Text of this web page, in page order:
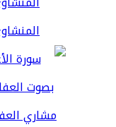
مشاري